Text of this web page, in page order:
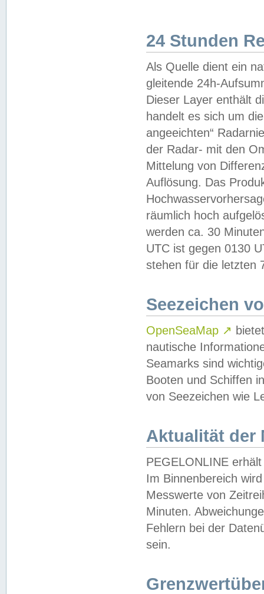
24 Stunden
Als Quelle dient ein
gleitende 24h-
Dieser Layer enthält
handelt es sich um
angeeichten“
der Radar- mit den
Mittelung von
Auflösung. Das
räumlich hoch
werden ca. 30
UTC ist gegen 0130
stehen für die letzten
Seezeichen
OpenSeaMap ↗
nautische
Seamarks sind
Booten und Schiffen
von Seezeichen wie
Aktualität der
PEGELONLINE
Im Binnenbereich
Messwerte von
Minuten.
Fehlern bei der
sein.